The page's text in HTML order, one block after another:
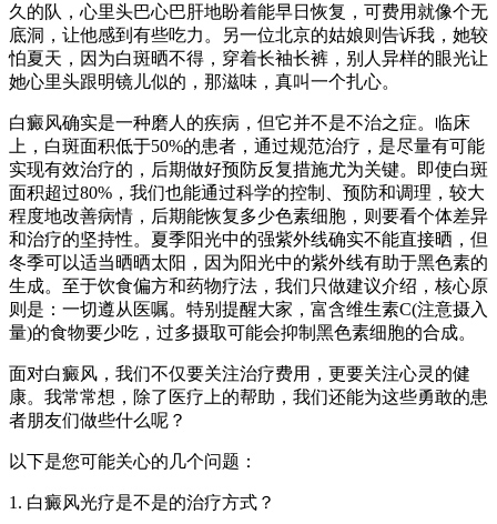
久的队，心里头巴心巴肝地盼着能早日恢复，可费用就像个无
底洞，让他感到有些吃力。另一位北京的姑娘则告诉我，她较
怕夏天，因为白斑晒不得，穿着长袖长裤，别人异样的眼光让
她心里头跟明镜儿似的，那滋味，真叫一个扎心。
白癜风确实是一种磨人的疾病，但它并不是不治之症。临床
上，白斑面积低于50%的患者，通过规范治疗，是尽量有可能
实现有效治疗的，后期做好预防反复措施尤为关键。即使白斑
面积超过80%，我们也能通过科学的控制、预防和调理，较大
程度地改善病情，后期能恢复多少色素细胞，则要看个体差异
和治疗的坚持性。夏季阳光中的强紫外线确实不能直接晒，但
冬季可以适当晒晒太阳，因为阳光中的紫外线有助于黑色素的
生成。至于饮食偏方和药物疗法，我们只做建议介绍，核心原
则是：一切遵从医嘱。特别提醒大家，富含维生素C(注意摄入
量)的食物要少吃，过多摄取可能会抑制黑色素细胞的合成。
面对白癜风，我们不仅要关注治疗费用，更要关注心灵的健
康。我常常想，除了医疗上的帮助，我们还能为这些勇敢的患
者朋友们做些什么呢？
以下是您可能关心的几个问题：
1. 白癜风光疗是不是的治疗方式？